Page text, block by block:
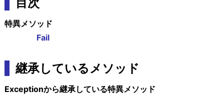
目次
特異メソッド
Fail
継承しているメソッド
Exceptionから継承している特異メソッド